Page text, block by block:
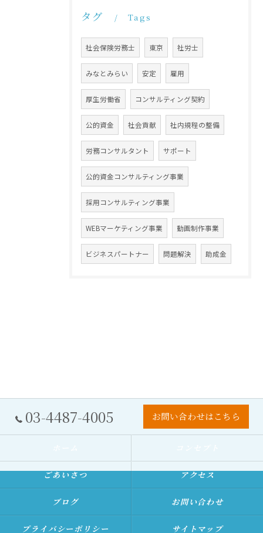
タグ Tags
社会保険労務士 東京 社労士
みなとみらい 安定 雇用
厚生労働省 コンサルティング契約
公的資金 社会貢献 社内規程の整備
労務コンサルタント サポート
公的資金コンサルティング事業
採用コンサルティング事業
WEBマーケティング事業 動画制作事業
ビジネスパートナー 問題解決 助成金
03-4487-4005 お問い合わせはこちら
ごあいさつ アクセス
ブログ お問い合わせ
プライバシーポリシー サイトマップ